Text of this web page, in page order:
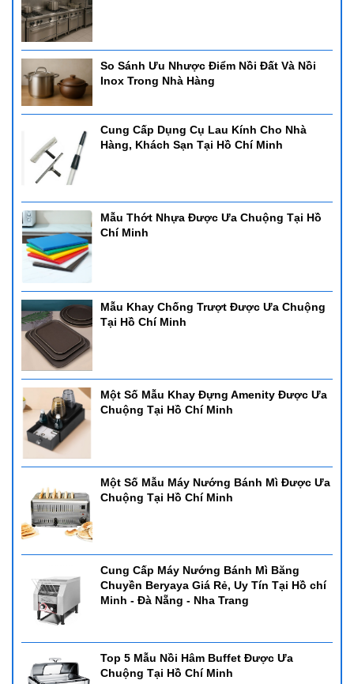
So Sánh Ưu Nhược Điểm Nồi Đất Và Nồi
Inox Trong Nhà Hàng
Cung Cấp Dụng Cụ Lau Kính Cho Nhà
Hàng, Khách Sạn Tại Hồ Chí Minh
Mẫu Thớt Nhựa Được Ưa Chuộng Tại Hồ
Chí Minh
Mẫu Khay Chống Trượt Được Ưa Chuộng
Tại Hồ Chí Minh
Một Số Mẫu Khay Đựng Amenity Được Ưa
Chuộng Tại Hồ Chí Minh
Một Số Mẫu Máy Nướng Bánh Mì Được Ưa
Chuộng Tại Hồ Chí Minh
Cung Cấp Máy Nướng Bánh Mì Băng
Chuyền Beryaya Giá Rẻ, Uy Tín Tại Hồ chí
Minh - Đà Nẵng - Nha Trang
Top 5 Mẫu Nồi Hâm Buffet Được Ưa
Chuộng Tại Hồ Chí Minh